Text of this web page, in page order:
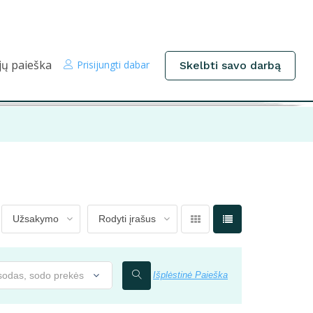
paieška Prisijungti dabar Skelbti savo darbą
sodo prekės Išplėstinė Paieška